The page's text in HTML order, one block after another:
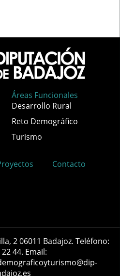
Áreas Funcionales
Desarrollo Rural
Reto Demográfico
Turismo
Contacto
2 06011 Badajoz. Teléfono:
44. Email: